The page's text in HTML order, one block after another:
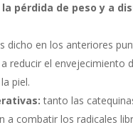
pérdida de peso y a
dicho en los anteriores
reducir el envejecimiento
piel.
tanto las
a combatir los radicales